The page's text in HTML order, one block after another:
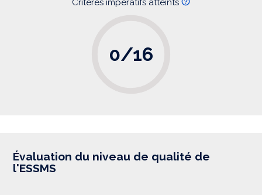
Critères impératifs atteints
0/16
Évaluation du niveau de qualité de
l'ESSMS